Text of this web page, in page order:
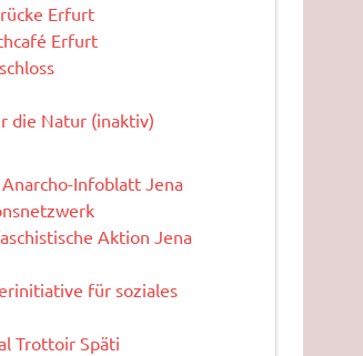
Erfurt
Erfurt
die Natur (inaktiv)
Anarcho-Infoblatt Jena
Aktion Jena
für soziales
Trottoir Späti